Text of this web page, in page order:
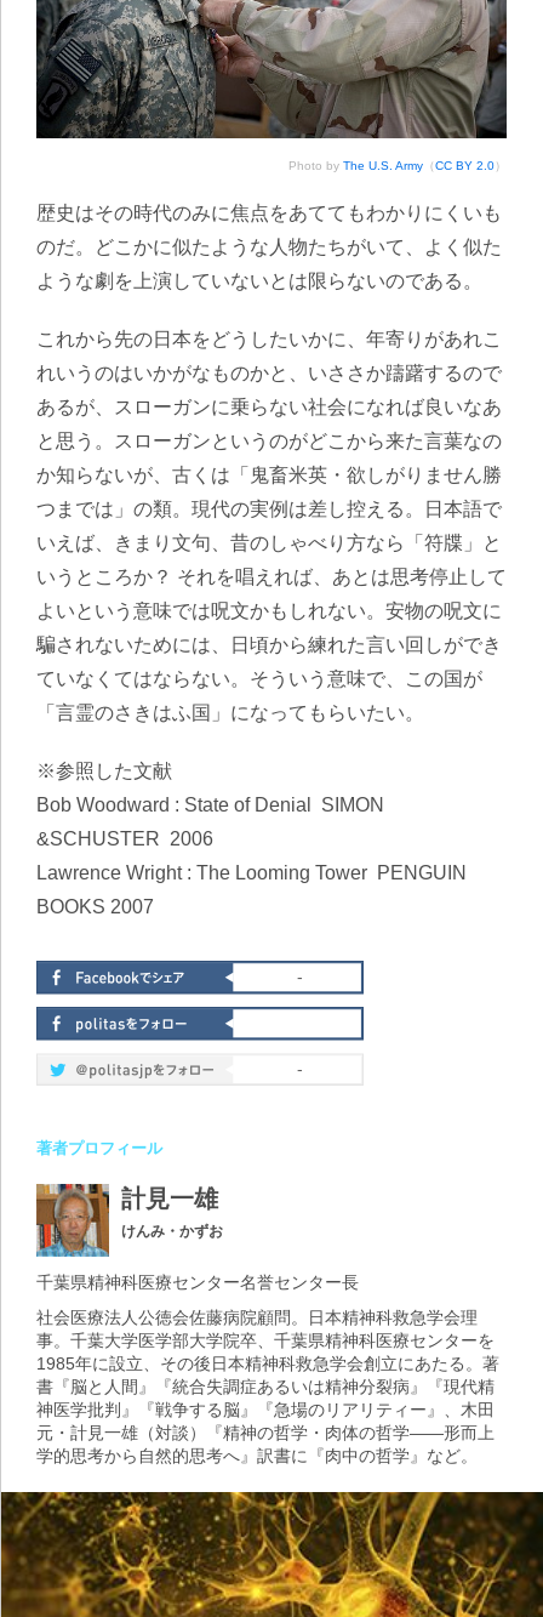
Photo by The U.S. Army （CC BY 2.0）
歴史はその時代のみに焦点をあててもわかりにくいも
のだ。どこかに似たような人物たちがいて、よく似た
ような劇を上演していないとは限らないのである。
これから先の日本をどうしたいかに、年寄りがあれこ
れいうのはいかがなものかと、いささか躊躇するので
あるが、スローガンに乗らない社会になれば良いなあ
と思う。スローガンというのがどこから来た言葉なの
か知らないが、古くは「鬼畜米英・欲しがりません勝
つまでは」の類。現代の実例は差し控える。日本語で
いえば、きまり文句、昔のしゃべり方なら「符牒」と
いうところか？ それを唱えれば、あとは思考停止して
よいという意味では呪文かもしれない。安物の呪文に
騙されないためには、日頃から練れた言い回しができ
ていなくてはならない。そういう意味で、この国が
「言霊のさきはふ国」になってもらいたい。
※参照した文献
Bob Woodward : State of Denial SIMON
&SCHUSTER 2006
Lawrence Wright : The Looming Tower PENGUIN
BOOKS 2007
-
-
著者プロフィール
計見一雄
けんみ・かずお
千葉県精神科医療センター名誉センター長
社会医療法人公徳会佐藤病院顧問。日本精神科救急学会理
事。千葉大学医学部大学院卒、千葉県精神科医療センターを
1985年に設立、その後日本精神科救急学会創立にあたる。著
書『脳と人間』『統合失調症あるいは精神分裂病』『現代精
神医学批判』『戦争する脳』『急場のリアリティー』、木田
元・計見一雄（対談）『精神の哲学・肉体の哲学――形而上
学的思考から自然的思考へ』訳書に『肉中の哲学』など。